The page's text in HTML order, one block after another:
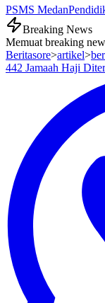
PSMS Medan
Breaking News
Memuat breaking
Beritasore>artikel>
442 Jamaah Haji